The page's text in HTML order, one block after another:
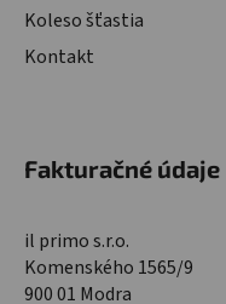
Koleso šťastia
Kontakt
Fakturačné údaje
il primo s.r.o.
Komenského 1565/9
900 01 Modra